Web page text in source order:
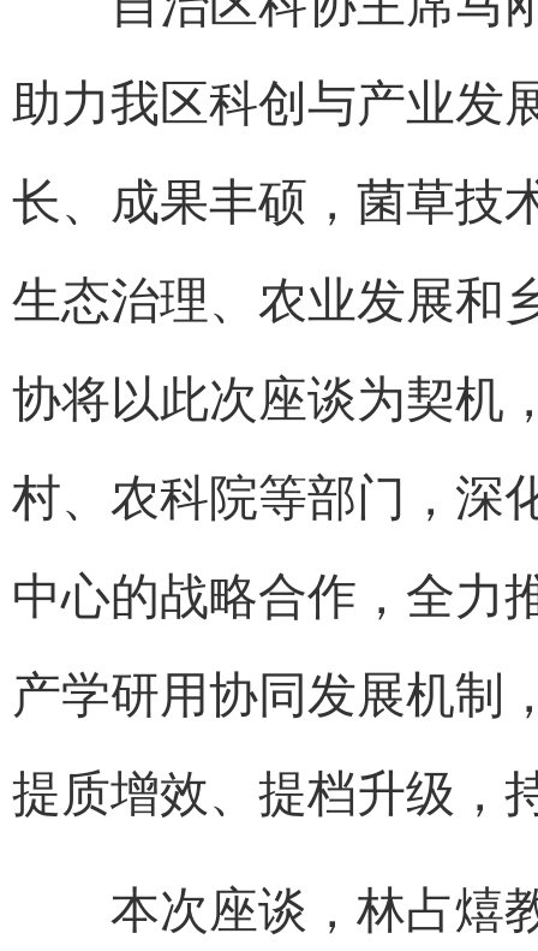
助力我区科创与产业发
长、成果丰硕，菌草技
生态治理、农业发展和
协将以此次座谈为契机
村、农科院等部门，深
中心的战略合作，全力
产学研用协同发展机制
提质增效、提档升级，
本次座谈，林占熺教